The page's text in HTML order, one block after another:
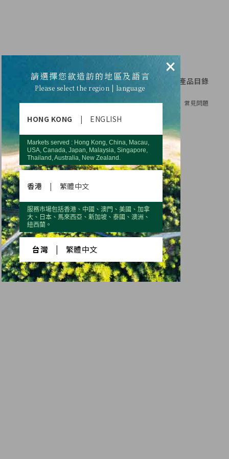
產品目錄
常見問題
×
請選擇您欲造訪的地區及語言
Please select the region | language
HONG KONG | ENGLISH
Markets served : Hong Kong, China, Macau,
USA, Canada, Japan, Malaysia, Singapore,
Thailand, Australia, New Zealand.
香港 | 繁體中文
服務市場包括香港、中國、澳門、美國、加拿
大、日本、馬來西亞、新加坡、泰國、澳洲、
紐西蘭。
台灣 | 繁體中文